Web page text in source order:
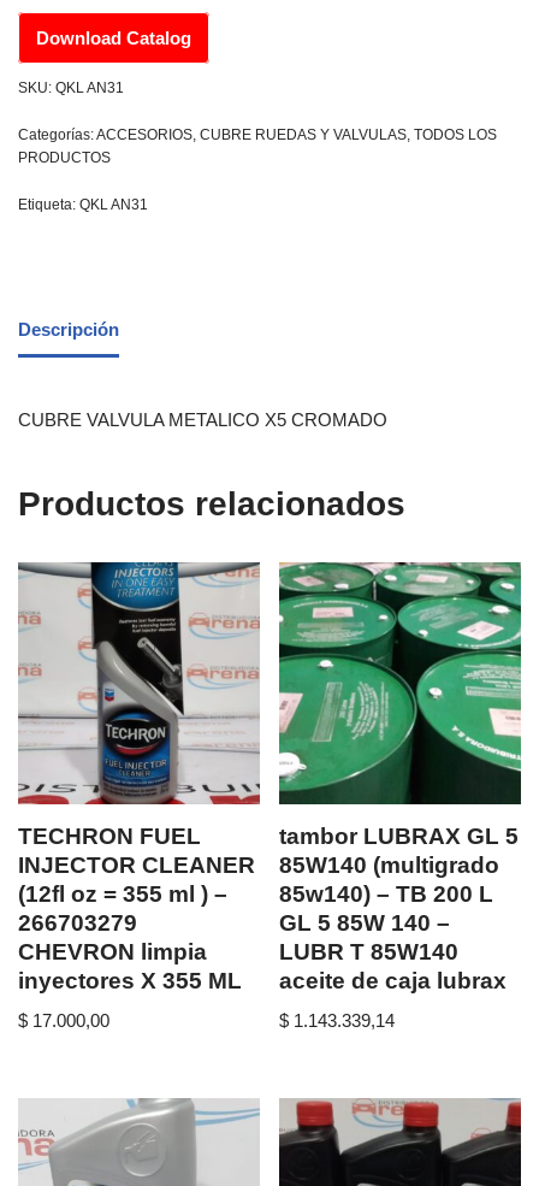
Download Catalog
SKU: QKL AN31
Categorías:ACCESORIOS, CUBRE RUEDAS Y VALVULAS, TODOS LOS
PRODUCTOS
Etiqueta: QKL AN31
Descripción
CUBRE VALVULA METALICO X5 CROMADO
Productos relacionados
TECHRON FUEL
INJECTOR CLEANER
(12fl oz = 355 ml ) –
266703279
CHEVRON limpia
inyectores X 355 ML
$ 17.000,00
tambor LUBRAX GL 5
85W140 (multigrado
85w140) – TB 200 L
GL 5 85W 140 –
LUBR T 85W140
aceite de caja lubrax
$ 1.143.339,14